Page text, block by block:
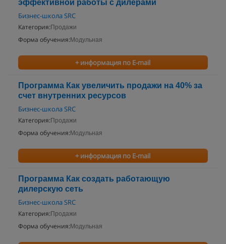
эффективной работы с дилерами
Бизнес-школа SRC
Категория: Продажи
Форма обучения: Модульная
+ информация по E-mail
Программа Как увеличить продажи на 40% за
счет внутренних ресурсов
Бизнес-школа SRC
Категория: Продажи
Форма обучения: Модульная
+ информация по E-mail
Программа Как создать работающую
дилерскую сеть
Бизнес-школа SRC
Категория: Продажи
Форма обучения: Модульная